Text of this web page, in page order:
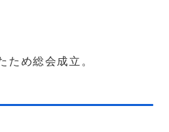
め総会成立。